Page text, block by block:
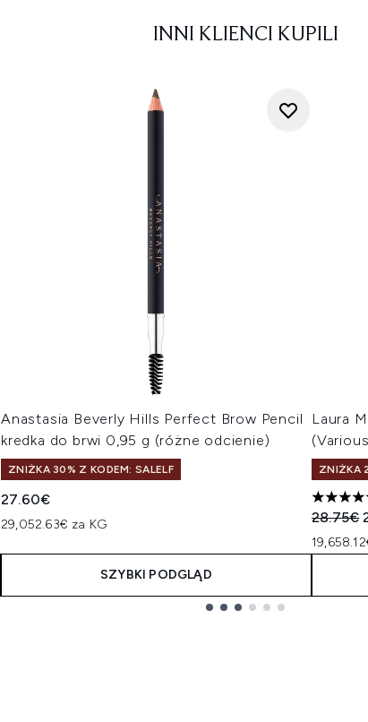
INNI KLIENCI KUPILI
Anastasia Beverly Hills Perfect Brow Pencil
kredka do brwi 0,95 g (różne odcienie)
ZNIŻKA 30% Z KODEM: SALELF
27.60€
29,052.63€ za KG
SZYBKI PODGLĄD
Laura
ZNIŻKA
5
28.75€